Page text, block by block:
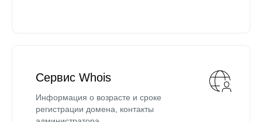
Сервис Whois
Информация о возрасте и сроке
регистрации домена, контакты